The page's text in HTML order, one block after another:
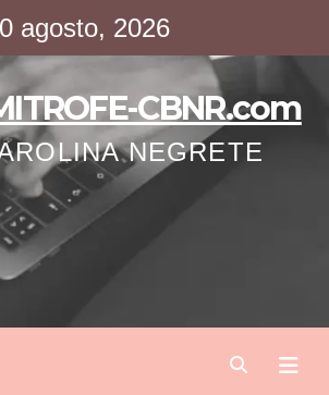
agosto, 2026
CBNR.com
NEGRETE